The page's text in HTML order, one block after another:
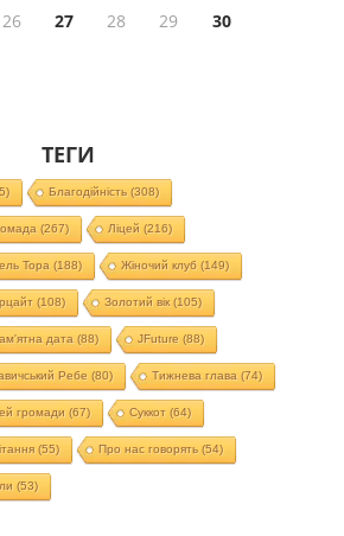
26 27 28 29
30
ТЕГИ
Благодійність(308)
(267) Ліцей (216)
Тора (188) Жіночий клуб (149)
(108) Золотий вік(105)
дата (88) JFuture (88)
Ребе (80) Тижнева глава (74)
громади (67) Суккот (64)
(55) Про нас говорять(54)
(53)